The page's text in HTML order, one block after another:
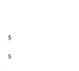
5
5